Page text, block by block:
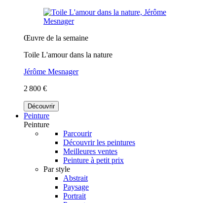
Œuvre de la semaine
Toile L'amour dans la nature
Jérôme Mesnager
2 800 €
Découvrir
Peinture
Peinture
Parcourir
Découvrir les peintures
Meilleures ventes
Peinture à petit prix
Par style
Abstrait
Paysage
Portrait